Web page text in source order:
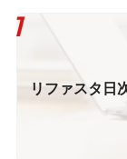
リファスタ日